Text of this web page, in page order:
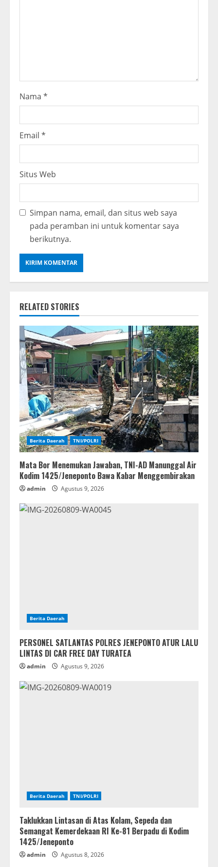
Nama *
Email *
Situs Web
Simpan nama, email, dan situs web saya
pada peramban ini untuk komentar saya
berikutnya.
RELATED STORIES
Berita Daerah TNI/POLRI
Mata Bor Menemukan Jawaban, TNI-AD Manunggal Air
Kodim 1425/Jeneponto Bawa Kabar Menggembirakan
admin Agustus 9, 2026
Berita Daerah
PERSONEL SATLANTAS POLRES JENEPONTO ATUR LALU
LINTAS DI CAR FREE DAY TURATEA
admin Agustus 9, 2026
Berita Daerah TNI/POLRI
Taklukkan Lintasan di Atas Kolam, Sepeda dan
Semangat Kemerdekaan RI Ke-81 Berpadu di Kodim
1425/Jeneponto
admin Agustus 8, 2026